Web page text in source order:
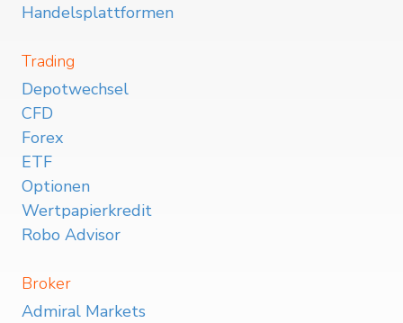
Handelsplattformen
Trading
Depotwechsel
CFD
Forex
ETF
Optionen
Wertpapierkredit
Robo Advisor
Broker
Admiral Markets